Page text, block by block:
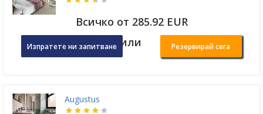
Всичко от 285.92 EUR
Изпратете ни запитване или Резервирай сега
Augustus